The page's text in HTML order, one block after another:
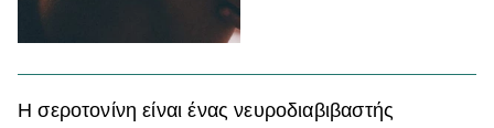
Η σεροτονίνη είναι ένας νευροδιαβιβαστής